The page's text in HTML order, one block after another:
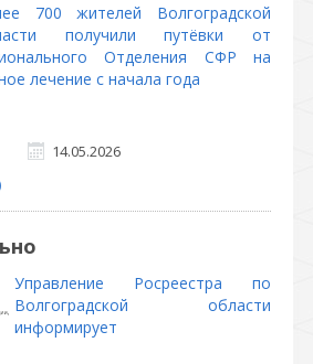
700 жителей Волгоградской
получили путёвки от
Отделения СФР на
лечение с начала года
14.05.2026
Управление Росреестра по
Волгоградской области
информирует